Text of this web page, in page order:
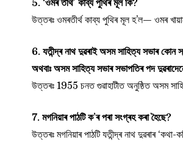
5. ‘ওমৰ তীৰ্থ’ কাব্য পুথিৰ মূল কি?
উত্তৰঃ ওমৰতীৰ্থ কাব্য পুথিৰ মূল হ’ল— ওমৰ
6. যতীন্দ্ৰ নাথ দুৱৰাই অসম সাহিত্য সভাৰ কোন
অথবাঃ অসম সাহিত্য সভাৰ সভাপতিৰ পদ
উত্তৰঃ 1955 চনত গুৱাহাটীত অনুষ্ঠিত অসম
7. মগনিয়াৰ পাঠটি ক’ৰ পৰা সংগ্ৰহ কৰা হৈছে?
উত্তৰঃ মগনিয়াৰ পাঠটি যতীন্দ্ৰ নাথ দুৱৰাৰ